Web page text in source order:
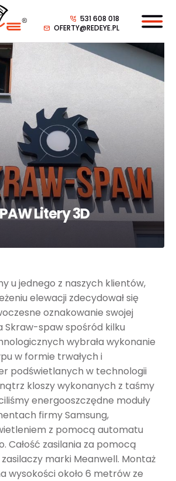
531 608 018
OFERTY@REDEYE.PL
Litery 3D
u jednego z naszych klientów,
elewacji zdecydował się
oznakowanie swojej
Skraw-spaw spośród kilku
wybrała wykonanie
w formie trwałych i
podświetlanych w technologii
kloszy wykonanych z taśmy
energooszczędne moduły
firmy Samsung,
z pomocą automatu
Całość zasilania za pomocą
marki Meanwell. Montaż
wysokości około 6 metrów ze